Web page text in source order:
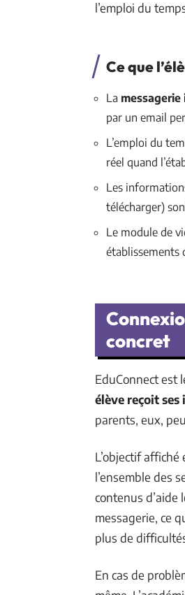
l’emploi du
Ce que
La
par un email
L’emploi du
réel quand
Les
télécharger)
Le module de
établissements
concret
EduConnect est
élève reçoit
parents, eux,
L’objectif
l’ensemble des
contenus d’aide
messagerie, ce
plus de
En cas de